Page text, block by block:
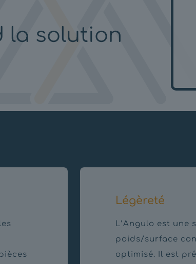
la solution
Légèreté
L’Angulo est
poids/surface
optimisé. Il est